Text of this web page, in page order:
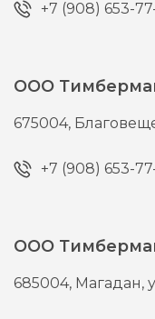
+7 (908) 653-
ООО
675004,
+7 (908) 653-
ООО
685004, Магадан,